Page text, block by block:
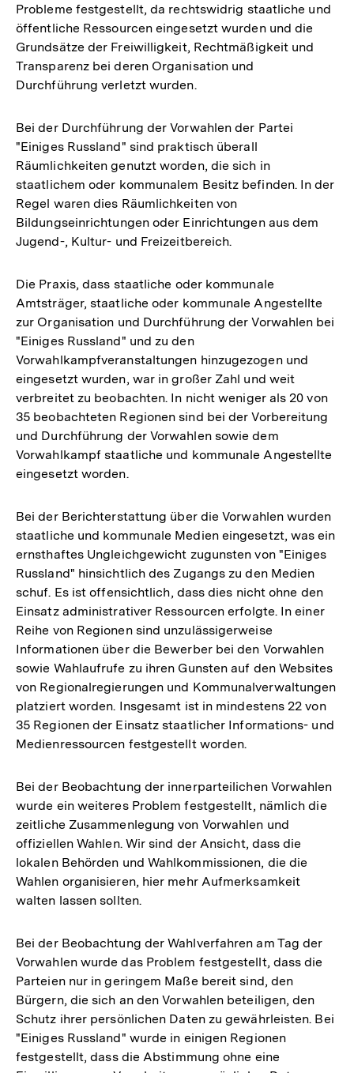
Probleme festgestellt, da rechtswidrig staatliche und
öffentliche Ressourcen eingesetzt wurden und die
Grundsätze der Freiwilligkeit, Rechtmäßigkeit und
Transparenz bei deren Organisation und
Durchführung verletzt wurden.
Bei der Durchführung der Vorwahlen der Partei
"Einiges Russland" sind praktisch überall
Räumlichkeiten genutzt worden, die sich in
staatlichem oder kommunalem Besitz befinden. In der
Regel waren dies Räumlichkeiten von
Bildungseinrichtungen oder Einrichtungen aus dem
Jugend-, Kultur- und Freizeitbereich.
Die Praxis, dass staatliche oder kommunale
Amtsträger, staatliche oder kommunale Angestellte
zur Organisation und Durchführung der Vorwahlen bei
"Einiges Russland" und zu den
Vorwahlkampfveranstaltungen hinzugezogen und
eingesetzt wurden, war in großer Zahl und weit
verbreitet zu beobachten. In nicht weniger als 20 von
35 beobachteten Regionen sind bei der Vorbereitung
und Durchführung der Vorwahlen sowie dem
Vorwahlkampf staatliche und kommunale Angestellte
eingesetzt worden.
Bei der Berichterstattung über die Vorwahlen wurden
staatliche und kommunale Medien eingesetzt, was ein
ernsthaftes Ungleichgewicht zugunsten von "Einiges
Russland" hinsichtlich des Zugangs zu den Medien
schuf. Es ist offensichtlich, dass dies nicht ohne den
Einsatz administrativer Ressourcen erfolgte. In einer
Reihe von Regionen sind unzulässigerweise
Informationen über die Bewerber bei den Vorwahlen
sowie Wahlaufrufe zu ihren Gunsten auf den Websites
von Regionalregierungen und Kommunalverwaltungen
platziert worden. Insgesamt ist in mindestens 22 von
35 Regionen der Einsatz staatlicher Informations- und
Medienressourcen festgestellt worden.
Bei der Beobachtung der innerparteilichen Vorwahlen
wurde ein weiteres Problem festgestellt, nämlich die
zeitliche Zusammenlegung von Vorwahlen und
offiziellen Wahlen. Wir sind der Ansicht, dass die
lokalen Behörden und Wahlkommissionen, die die
Wahlen organisieren, hier mehr Aufmerksamkeit
walten lassen sollten.
Bei der Beobachtung der Wahlverfahren am Tag der
Vorwahlen wurde das Problem festgestellt, dass die
Parteien nur in geringem Maße bereit sind, den
Bürgern, die sich an den Vorwahlen beteiligen, den
Schutz ihrer persönlichen Daten zu gewährleisten. Bei
"Einiges Russland" wurde in einigen Regionen
festgestellt, dass die Abstimmung ohne eine